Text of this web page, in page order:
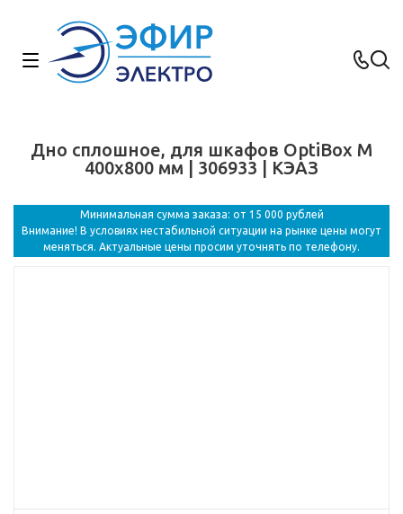
Дно сплошное, для шкафов OptiBox M
400x800 мм | 306933 | КЭАЗ
Минимальная сумма заказа: от 15 000 рублей
Внимание! В условиях нестабильной ситуации на рынке цены могут
меняться. Актуальные цены просим уточнять по телефону.